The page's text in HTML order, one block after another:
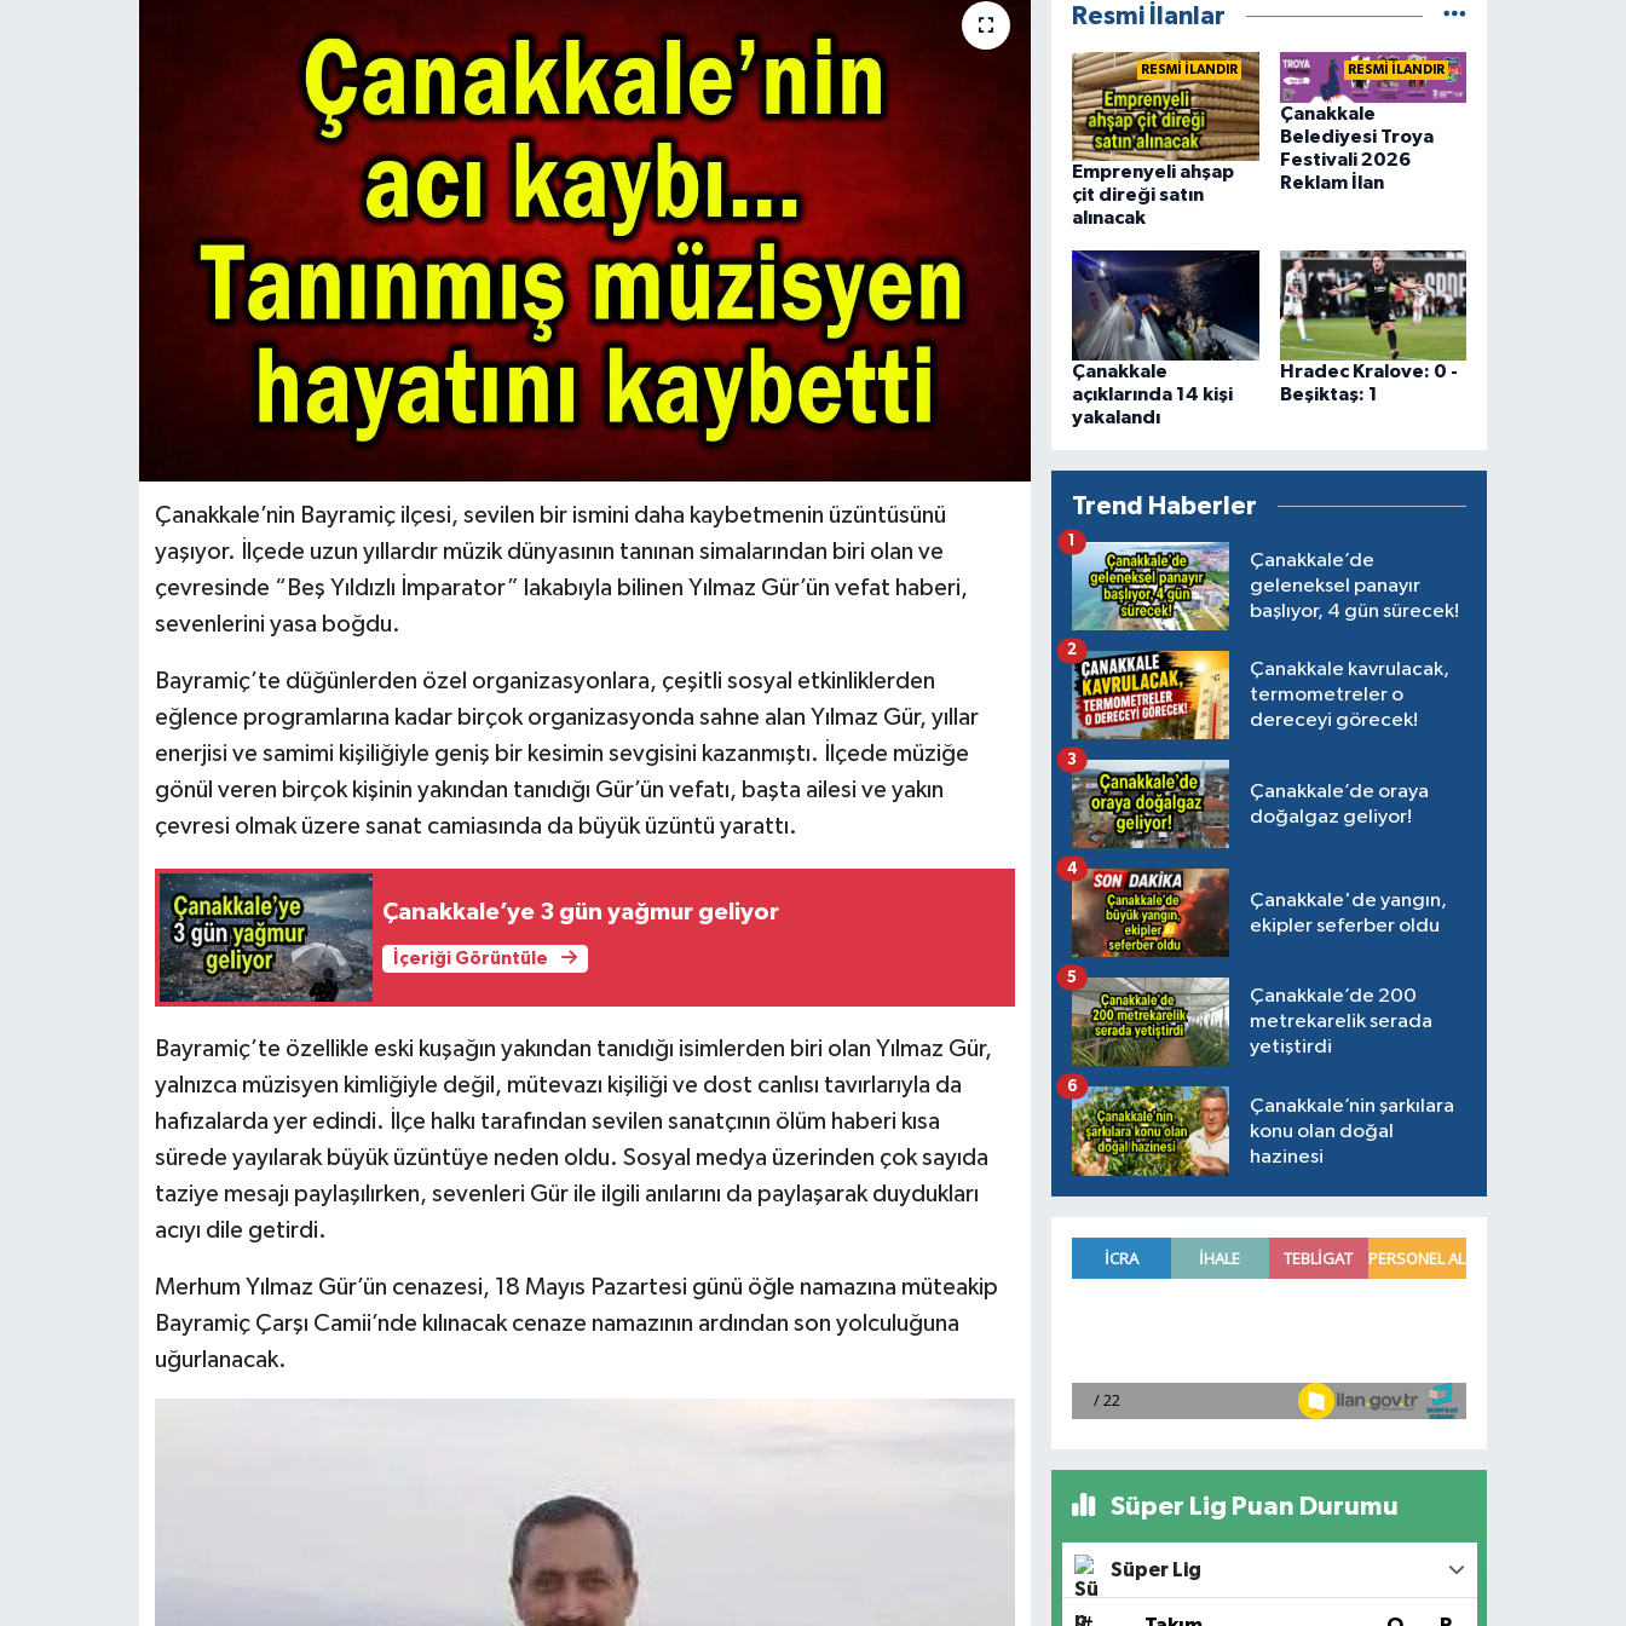
Çanakkale’nin Bayramiç ilçesi, sevilen bir ismini daha kaybetmenin üzüntüsünü
yaşıyor. İlçede uzun yıllardır müzik dünyasının tanınan simalarından biri olan ve
çevresinde “Beş Yıldızlı İmparator” lakabıyla bilinen Yılmaz Gür’ün vefat haberi,
sevenlerini yasa boğdu.
Bayramiç’te düğünlerden özel organizasyonlara, çeşitli sosyal etkinliklerden
eğlence programlarına kadar birçok organizasyonda sahne alan Yılmaz Gür, yıllar
enerjisi ve samimi kişiliğiyle geniş bir kesimin sevgisini kazanmıştı. İlçede müziğe
gönül veren birçok kişinin yakından tanıdığı Gür’ün vefatı, başta ailesi ve yakın
çevresi olmak üzere sanat camiasında da büyük üzüntü yarattı.
Çanakkale’ye 3 gün yağmur geliyor
İçeriği Görüntüle
Bayramiç’te özellikle eski kuşağın yakından tanıdığı isimlerden biri olan Yılmaz Gür,
yalnızca müzisyen kimliğiyle değil, mütevazı kişiliği ve dost canlısı tavırlarıyla da
hafızalarda yer edindi. İlçe halkı tarafından sevilen sanatçının ölüm haberi kısa
sürede yayılarak büyük üzüntüye neden oldu. Sosyal medya üzerinden çok sayıda
taziye mesajı paylaşılırken, sevenleri Gür ile ilgili anılarını da paylaşarak duydukları
acıyı dile getirdi.
Merhum Yılmaz Gür’ün cenazesi, 18 Mayıs Pazartesi günü öğle namazına müteakip
Bayramiç Çarşı Camii’nde kılınacak cenaze namazının ardından son yolculuğuna
uğurlanacak.
Resmi İlanlar
RESMİ İLANDIR
Emprenyeli ahşap
çit direği satın
alınacak
RESMİ İLANDIR
Çanakkale
Belediyesi Troya
Festivali 2026
Reklam İlan
Çanakkale
açıklarında 14 kişi
yakalandı
Hradec Kralove: 0 -
Beşiktaş: 1
Trend Haberler
Çanakkale’de
geleneksel panayır
başlıyor, 4 gün sürecek!
1
Çanakkale kavrulacak,
termometreler o
dereceyi görecek!
2
Çanakkale’de oraya
doğalgaz geliyor!
3
Çanakkale'de yangın,
ekipler seferber oldu
4
Çanakkale’de 200
metrekarelik serada
yetiştirdi
5
Çanakkale’nin şarkılara
konu olan doğal
hazinesi
6
Süper Lig Puan Durumu
Süper Lig